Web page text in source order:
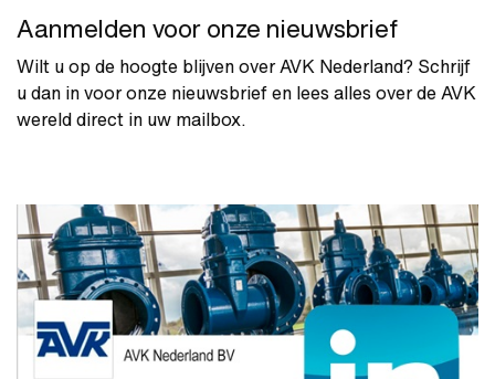
Aanmelden voor onze nieuwsbrief
Wilt u op de hoogte blijven over AVK Nederland? Schrijf
u dan in voor onze nieuwsbrief en lees alles over de AVK
wereld direct in uw mailbox.